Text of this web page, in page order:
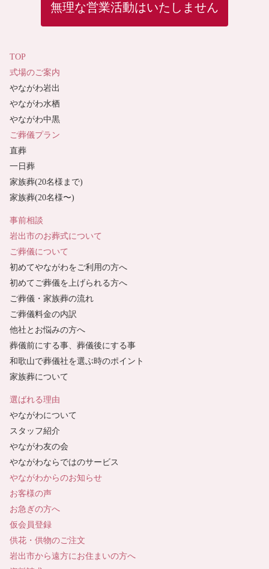
無理な営業活動はいたしません
TOP
式場のご案内
やながわ岩出
やながわ水栖
やながわ中黒
ご葬儀プラン
直葬
一日葬
家族葬(20名様まで)
家族葬(20名様〜)
事前相談
岩出市のお葬式について
ご葬儀について
初めてやながわをご利用の方へ
初めてご葬儀を上げられる方へ
ご葬儀・家族葬の流れ
ご葬儀料金の内訳
他社とお悩みの方へ
葬儀前にする事、葬儀後にする事
和歌山で葬儀社を選ぶ時のポイント
家族葬について
選ばれる理由
やながわについて
スタッフ紹介
やながわ友の会
やながわならではのサービス
やながわからのお知らせ
お客様の声
お急ぎの方へ
仮会員登録
供花・供物のご注文
岩出市から遠方にお住まいの方へ